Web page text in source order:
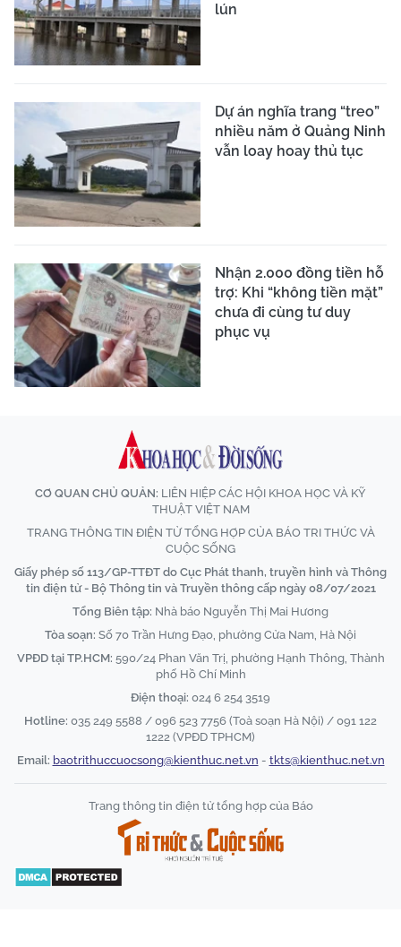
lún
Dự án nghĩa trang “treo”
nhiều năm ở Quảng Ninh
vẫn loay hoay thủ tục
Nhận 2.000 đồng tiền hỗ
trợ: Khi “không tiền mặt”
chưa đi cùng tư duy
phục vụ
CƠ QUAN CHỦ QUẢN: LIÊN HIỆP CÁC HỘI KHOA HỌC VÀ KỸ
THUẬT VIỆT NAM
TRANG THÔNG TIN ĐIỆN TỬ TỔNG HỢP CỦA BÁO TRI THỨC VÀ
CUỘC SỐNG
Giấy phép số 113/GP-TTĐT do Cục Phát thanh, truyền hình và Thông
tin điện tử - Bộ Thông tin và Truyền thông cấp ngày 08/07/2021
Tổng Biên tập: Nhà báo Nguyễn Thị Mai Hương
Tòa soạn: Số 70 Trần Hưng Đạo, phường Cửa Nam, Hà Nội
VPĐD tại TP.HCM: 590/24 Phan Văn Trị, phường Hạnh Thông, Thành
phố Hồ Chí Minh
Điện thoại: 024 6 254 3519
Hotline: 035 249 5588 / 096 523 7756 (Toà soạn Hà Nội) / 091 122
1222 (VPĐD TPHCM)
Email: baotrithuccuocsong@kienthuc.net.vn - tkts@kienthuc.net.vn
Trang thông tin điện tử tổng hợp của Báo